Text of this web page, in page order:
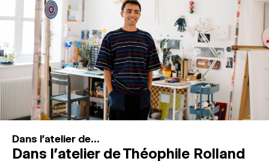
ESPACES DE PRATIQUE ARTISTIQUE ↓
Recherche
Connexion
Dans l'atelier de...
Dans l’atelier de Théophile Rolland